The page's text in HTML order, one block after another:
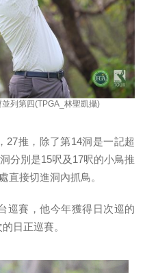
列第四(TPGA_林聖凱攝)
27推，除了第14洞是一記超
分別是15呎及17呎的小鳥推
直接切進洞內抓鳥。
巡賽，他今年獲得日次巡的
日正巡賽。